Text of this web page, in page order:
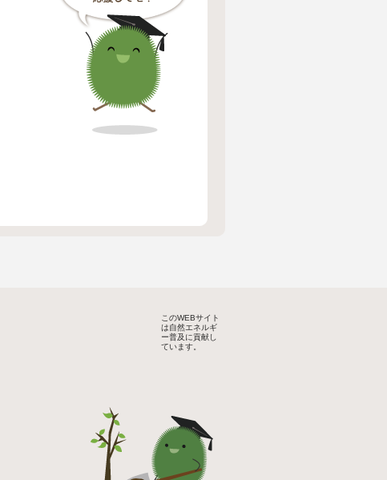
このWEBサイト
は自然エネルギ
ー普及に貢献し
ています。